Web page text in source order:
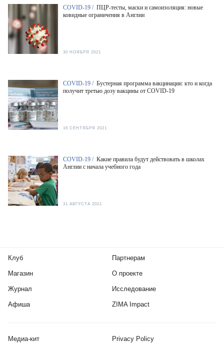
COVID-19 / ПЦР-тесты, маски и самоизоляция: новые
ковидные ограничения в Англии
30 НОЯБРЯ 2021
COVID-19 / Бустерная программа вакцинации: кто и когда
получит третью дозу вакцины от COVID-19
16 СЕНТЯБРЯ 2021
COVID-19 / Какие правила будут действовать в школах
Англии с начала учебного года
31 АВГУСТА 2021
Клуб
Магазин
Журнал
Афиша
Партнерам
О проекте
Исследование
ZIMA Impact
Медиа-кит Privacy Policy